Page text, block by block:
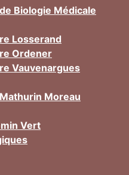
Biologie Médicale
Losserand
Ordener
Vauvenargues
Moreau
Vert